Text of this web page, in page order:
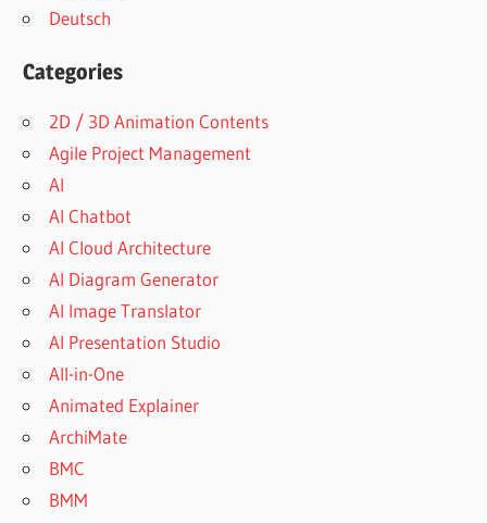
Deutsch
Categories
2D / 3D Animation Contents
Agile Project Management
AI
AI Chatbot
AI Cloud Architecture
AI Diagram Generator
AI Image Translator
AI Presentation Studio
All-in-One
Animated Explainer
ArchiMate
BMC
BMM